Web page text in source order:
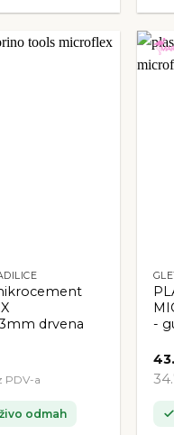
drvena
PDV-a
odmah
-